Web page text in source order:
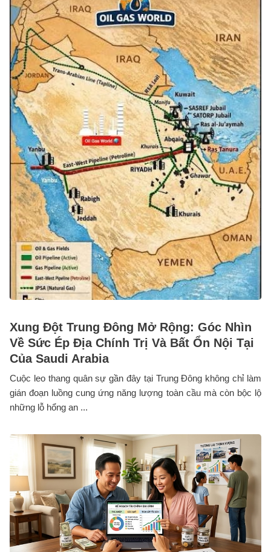
Xung Đột Trung Đông Mở Rộng: Góc Nhìn
Về Sức Ép Địa Chính Trị Và Bất Ổn Nội Tại
Của Saudi Arabia
Cuộc leo thang quân sự gần đây tại Trung Đông không chỉ làm
gián đoạn luồng cung ứng năng lượng toàn cầu mà còn bộc lộ
những lỗ hổng an ...